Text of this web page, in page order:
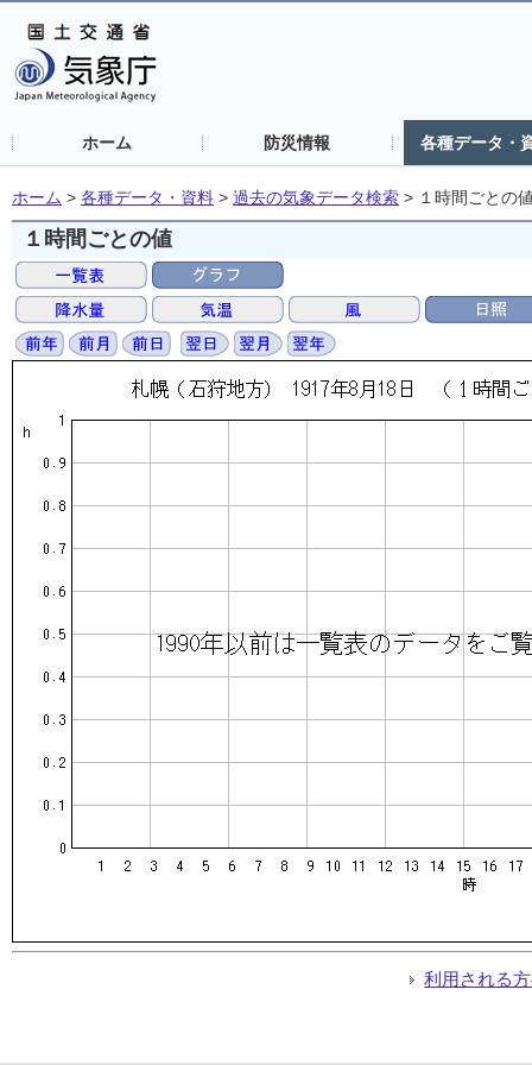
ホーム 防災情報 各種データ・
ホーム > 各種データ・資料 > 過去の気象データ検索 > １時間ごとの
１時間ごとの値
利用される